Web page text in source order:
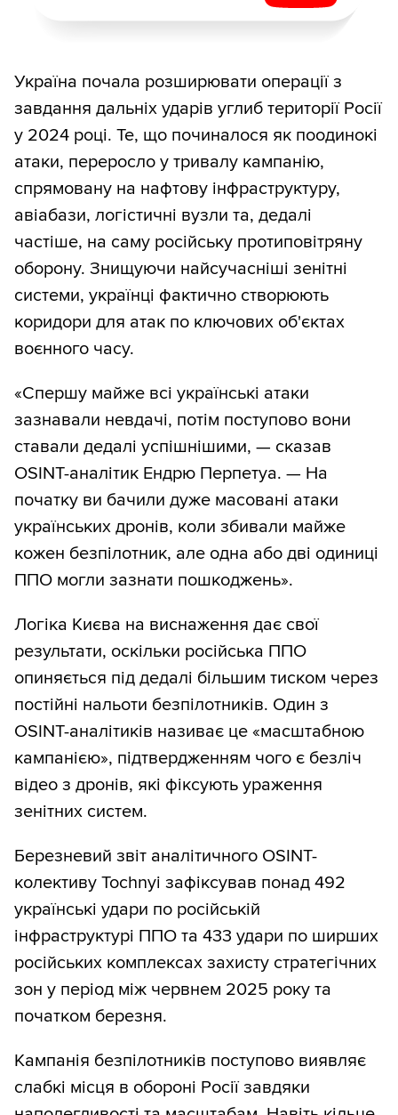
Україна почала розширювати операції з
завдання дальніх ударів углиб території Росії
у 2024 році. Те, що починалося як поодинокі
атаки, переросло у тривалу кампанію,
спрямовану на нафтову інфраструктуру,
авіабази, логістичні вузли та, дедалі
частіше, на саму російську протиповітряну
оборону. Знищуючи найсучасніші зенітні
системи, українці фактично створюють
коридори для атак по ключових об'єктах
воєнного часу.
«Спершу майже всі українські атаки
зазнавали невдачі, потім поступово вони
ставали дедалі успішнішими, — сказав
OSINT-аналітик Ендрю Перпетуа. — На
початку ви бачили дуже масовані атаки
українських дронів, коли збивали майже
кожен безпілотник, але одна або дві одиниці
ППО могли зазнати пошкоджень».
Логіка Києва на виснаження дає свої
результати, оскільки російська ППО
опиняється під дедалі більшим тиском через
постійні нальоти безпілотників. Один з
OSINT-аналітиків називає це «масштабною
кампанією», підтвердженням чого є безліч
відео з дронів, які фіксують ураження
зенітних систем.
Березневий звіт аналітичного OSINT-
колективу Tochnyi зафіксував понад 492
українські удари по російській
інфраструктурі ППО та 433 удари по ширших
російських комплексах захисту стратегічних
зон у період між червнем 2025 року та
початком березня.
Кампанія безпілотників поступово виявляє
слабкі місця в обороні Росії завдяки